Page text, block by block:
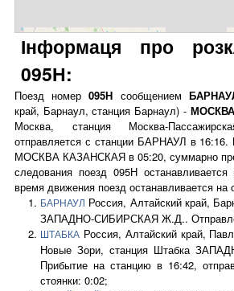
Інформаця про
095Н:
Поезд номер095Н сообщением
край, Барнаул, станция Барнаул) -
Москва, станция Москва-
отправляется с станции БАРНАУЛ в 16:16.
МОСКВА КАЗАНСКАЯ в 05:20, суммарно
следования поезд 095Н
время движения поезд останавливается
БАРНАУЛ Россия, Алтайский край,
ЗАПАДНО-СИБИРСКАЯ Ж.Д..
ШТАБКА Россия, Алтайский край,
Новые Зори, станция Штабка
Прибытие на станцию в 16:42,
стоянки: 0:02;